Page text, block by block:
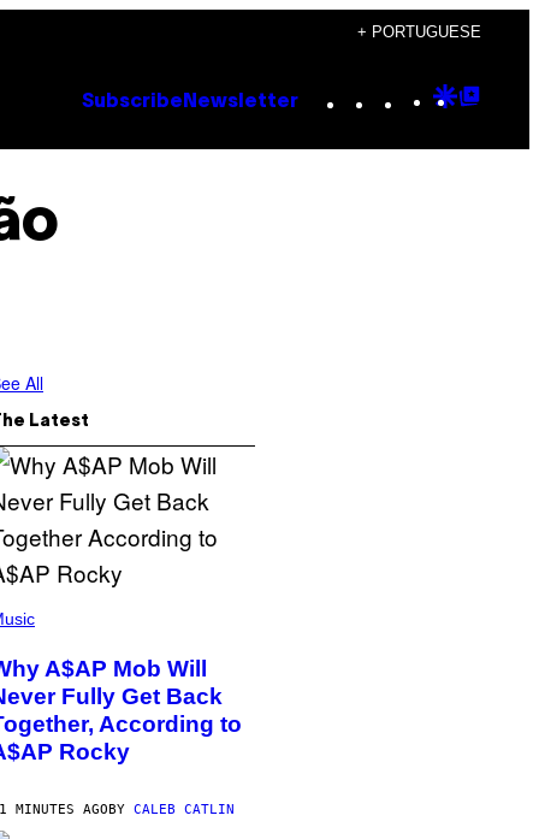
+ PORTUGUESE
Subscribe Newsletter Instagram
TikTok
YouTube
Google
All
Latest
A$AP Mob Will
Fully Get Back
According to
Rocky
MINUTES AGOBY CALEB CATLIN